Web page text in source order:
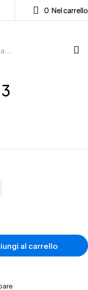
0 Nel carrello
al carrello